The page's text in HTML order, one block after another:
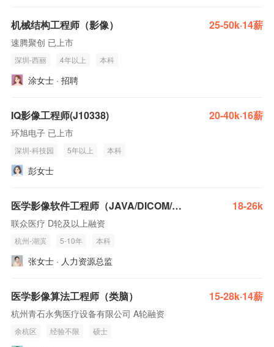
机械结构工程师（影像） 25-50k·14薪
速腾聚创 已上市
深圳-西丽 4年以上 本科
涂女士 · 招聘
IQ影像工程师(J10338) 20-40k·16薪
环旭电子 已上市
深圳-科技园 5年以上 本科
彭女士
医学影像软件工程师（JAVA/DICOM/PACS核心开发） 18-26k
联众医疗 D轮及以上融资
杭州-湖滨 5-10年 本科
张女士 · 人力资源总监
医学影像算法工程师（类脑） 15-28k·14薪
杭州青石永隽医疗设备有限公司 A轮融资
余杭区 经验不限 硕士